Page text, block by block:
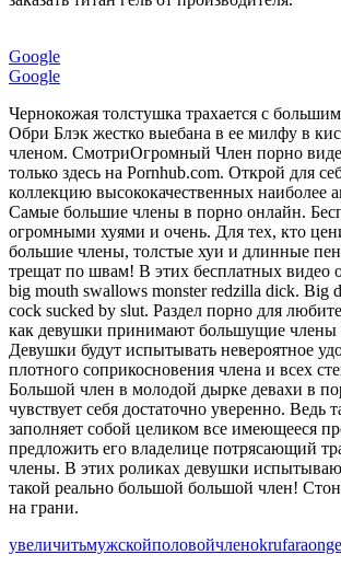
Google
Google
Чернокожая толстушка трахается с
Обри Блэк жестко выебана в ее милфу в
членом. СмотриОгромный Член порно
только здесь на Pornhub.com. Открой для
коллекцию высококачественных наиболее
Самые большие члены в порно онлайн.
огромными хуями и очень. Для тех, кто
большие члены, толстые хуи и длинные
трещат по швам! В этих бесплатных видео
big mouth swallows monster redzilla dick. Big
cock sucked by slut. Раздел порно для
как девушки принимают большущие члены
Девушки будут испытывать невероятное
плотного соприкосновения члена и всех
Большой член в молодой дырке девахи в
чувствует себя достаточно уверенно. Ведь
заполняет собой целиком все имеющееся
предложить его владелице потрясающий
члены. В этих роликах девушки
такой реально большой большой член!
на грани.
увеличитьмужскойполовойчленokru